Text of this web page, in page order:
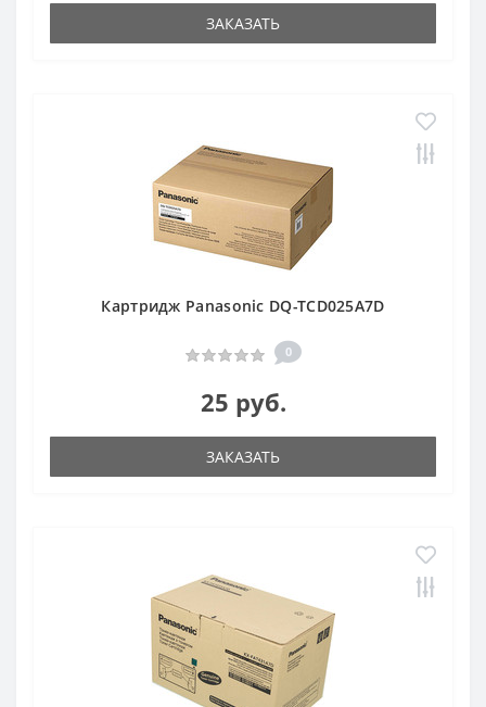
ЗАКАЗАТЬ
Картридж Panasonic DQ-TCD025A7D
0
25 руб.
ЗАКАЗАТЬ